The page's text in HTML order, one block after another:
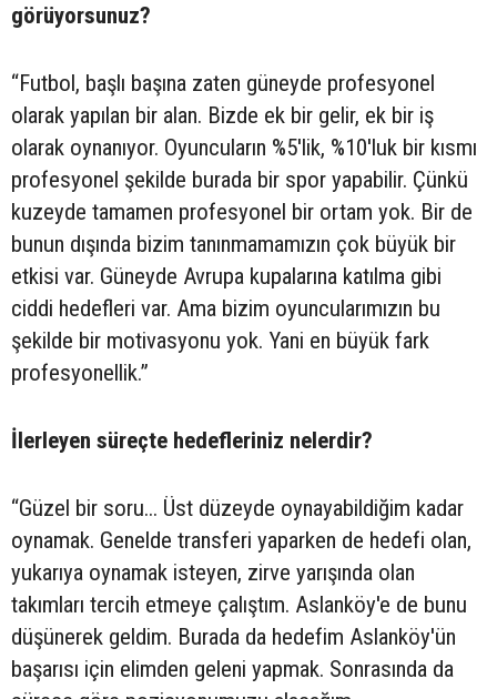
görüyorsunuz?
“Futbol, başlı başına zaten güneyde profesyonel
olarak yapılan bir alan. Bizde ek bir gelir, ek bir iş
olarak oynanıyor. Oyuncuların %5'lik, %10'luk bir kısmı
profesyonel şekilde burada bir spor yapabilir. Çünkü
kuzeyde tamamen profesyonel bir ortam yok. Bir de
bunun dışında bizim tanınmamamızın çok büyük bir
etkisi var. Güneyde Avrupa kupalarına katılma gibi
ciddi hedefleri var. Ama bizim oyuncularımızın bu
şekilde bir motivasyonu yok. Yani en büyük fark
profesyonellik.”
İlerleyen süreçte hedefleriniz nelerdir?
“Güzel bir soru... Üst düzeyde oynayabildiğim kadar
oynamak. Genelde transferi yaparken de hedefi olan,
yukarıya oynamak isteyen, zirve yarışında olan
takımları tercih etmeye çalıştım. Aslanköy'e de bunu
düşünerek geldim. Burada da hedefim Aslanköy'ün
başarısı için elimden geleni yapmak. Sonrasında da